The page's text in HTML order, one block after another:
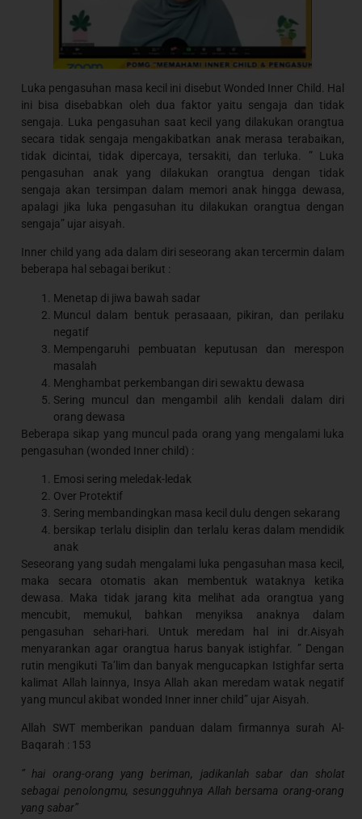
Luka pengasuhan masa kecil ini disebut Wonded Inner Child. Hal
ini bisa disebabkan oleh dua faktor yaitu sengaja dan tidak
sengaja. Luka pengasuhan saat kecil yang dilakukan orangtua
secara tidak sengaja mengakibatkan anak merasa terabaikan,
tidak dicintai, tidak dipercaya, tersakiti, dan terluka. ” Luka
pengasuhan anak yang dilakukan orangtua dengan tidak
sengaja akan tersimpan dalam memori anak hingga dewasa,
apalagi jika luka pengasuhan itu dilakukan orangtua dengan
sengaja” ujar aisyah.
Inner child yang ada dalam diri seseorang akan tercermin dalam
beberapa hal sebagai berikut :
Menetap di jiwa bawah sadar
Muncul dalam bentuk perasaaan, pikiran, dan perilaku
negatif
Mempengaruhi pembuatan keputusan dan merespon
masalah
Menghambat perkembangan diri sewaktu dewasa
Sering muncul dan mengambil alih kendali dalam diri
orang dewasa
Beberapa sikap yang muncul pada orang yang mengalami luka
pengasuhan (wonded Inner child) :
Emosi sering meledak-ledak
Over Protektif
Sering membandingkan masa kecil dulu dengen sekarang
bersikap terlalu disiplin dan terlalu keras dalam mendidik
anak
Seseorang yang sudah mengalami luka pengasuhan masa kecil,
maka secara otomatis akan membentuk wataknya ketika
dewasa. Maka tidak jarang kita melihat ada orangtua yang
mencubit, memukul, bahkan menyiksa anaknya dalam
pengasuhan sehari-hari. Untuk meredam hal ini dr.Aisyah
menyarankan agar orangtua harus banyak istighfar. ” Dengan
rutin mengikuti Ta’lim dan banyak mengucapkan Istighfar serta
kalimat Allah lainnya, Insya Allah akan meredam watak negatif
yang muncul akibat wonded Inner inner child” ujar Aisyah.
Allah SWT memberikan panduan dalam firmannya surah Al-
Baqarah : 153
” hai orang-orang yang beriman, jadikanlah sabar dan sholat
sebagai penolongmu, sesungguhnya Allah bersama orang-orang
yang sabar”